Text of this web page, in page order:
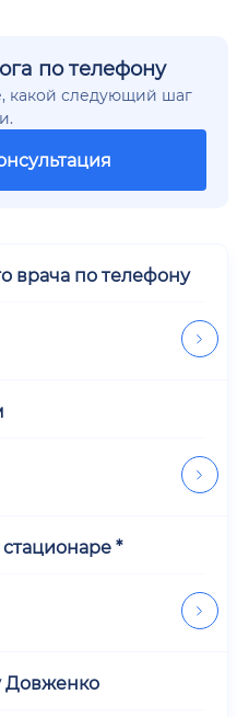
по телефону
какой следующий шаг
врача по телефону
*
Довженко